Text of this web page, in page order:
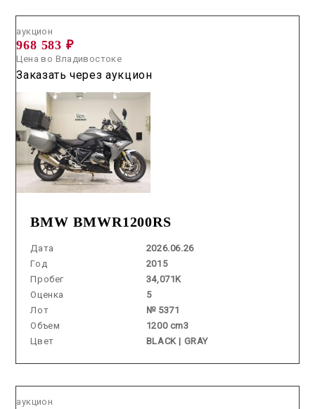
BMW BMWR1200RS
Дата
2026.06.26
Год
2015
Пробег
34,071K
Оценка
5
Лот
№ 5371
Объем
1200 cm3
Цвет
BLACK | GRAY
аукцион
968 583 ₽
Цена во Владивостоке
Заказать через аукцион
аукцион